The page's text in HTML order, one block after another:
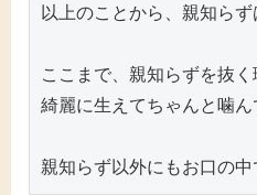
以上のことから、親知ら
ここまで、親知らずを抜
綺麗に生えてちゃんと噛
親知らず以外にもお口の